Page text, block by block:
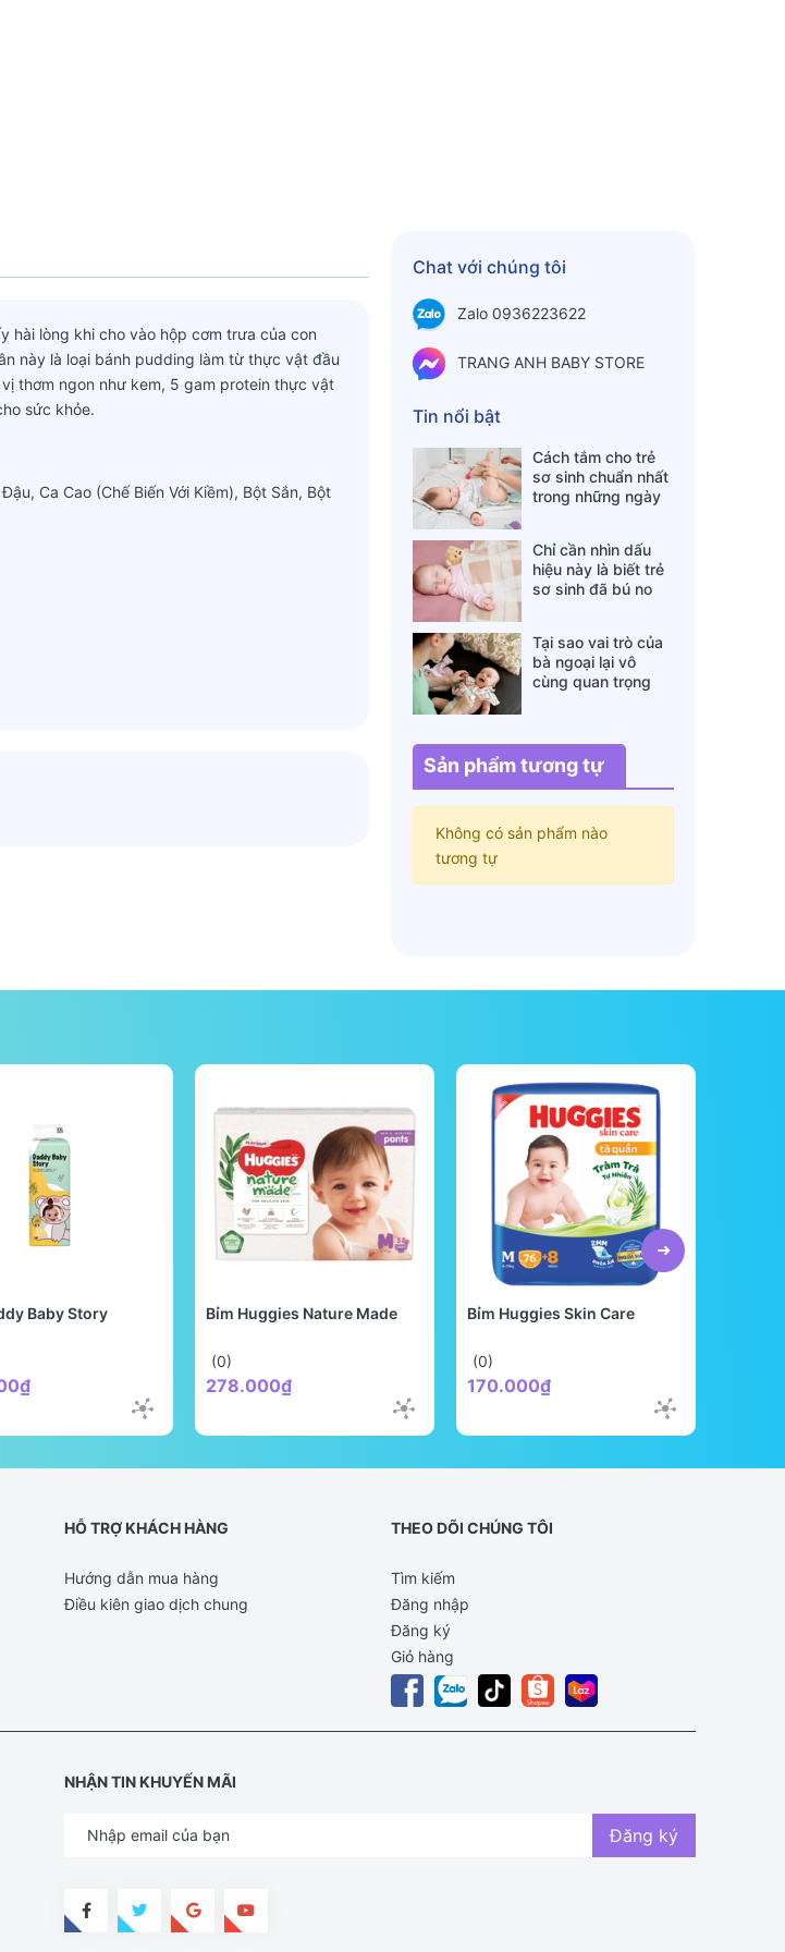
hài lòng khi cho vào hộp cơm trưa của con
này là loại bánh pudding làm từ thực vật đầu
thơm ngon như kem, 5 gam protein thực vật
sức khỏe.
Ca Cao (Chế Biến Với Kiềm), Bột Sắn, Bột
Chat với chúng tôi
Zalo 0936223622
TRANG ANH BABY STORE
Tin nổi bật
Cách tắm cho trẻ
sơ sinh chuẩn nhất
trong những ngày
lòng
Chỉ cần nhìn dấu
hiệu này là biết trẻ
sơ sinh đã bú no
không biết
Tại sao vai trò của
bà ngoại lại vô
cùng quan trọng
bất ngờ
Sản phẩm tương tự
Không có sản phẩm nào
tương tự
Baby Story Bỉm Huggies Nature Made
(0)
278.000₫
Bỉm Huggies Skin Care
(0)
170.000₫
HỖ TRỢ KHÁCH HÀNG
Hướng dẫn mua hàng
Điều kiên giao dịch chung
THEO DÕI CHÚNG TÔI
Tìm kiếm
Đăng nhập
Đăng ký
Giỏ hàng
NHẬN TIN KHUYẾN MÃI
Đăng ký